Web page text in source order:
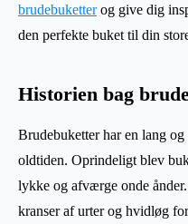
brudebuketterog give dig
den perfekte buket til din
Historien bag
Brudebuketter har en lang
oldtiden. Oprindeligt blev
lykke og afværge onde
kranser af urter og hvidløg